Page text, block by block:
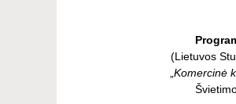
(Lietuvos
Komercinė